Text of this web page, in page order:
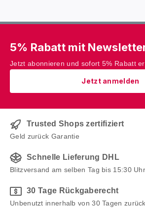
5% Rabatt mit
Jetzt abonnieren und sofort 5% Rabatt
Jetzt anmelden
Trusted Shops zertifiziert
Geld zurück Garantie
Schnelle Lieferung DHL
Blitzversand am selben Tag bis 15:30 Uhr
30 Tage Rückgaberecht
Unbenutzt innerhalb von 30 Tagen